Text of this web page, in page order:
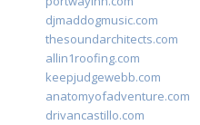
djmaddogmusic.com
thesoundarchitects.com
allin1roofing.com
keepjudgewebb.com
anatomyofadventure.com
drivancastillo.com